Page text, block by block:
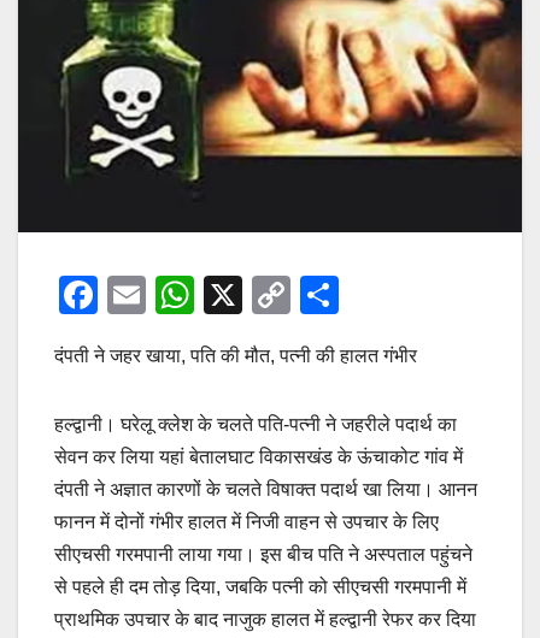
F
a
c
e
b
o
o
k
E
ail
W
at
s
A
p
p
X
C
p
y
Li
n
k
ar
e
दंपती ने जहर खाया, पति की मौत, पत्नी की हालत गंभीर
हल्द्वानी। घरेलू क्लेश के चलते पति-पत्नी ने जहरीले पदार्थ का
सेवन कर लिया यहां बेतालघाट विकासखंड के ऊंचाकोट गांव में
दंपती ने अज्ञात कारणों के चलते विषाक्त पदार्थ खा लिया। आनन
फानन में दोनों गंभीर हालत में निजी वाहन से उपचार के लिए
सीएचसी गरमपानी लाया गया। इस बीच पति ने अस्पताल पहुंचने
से पहले ही दम तोड़ दिया, जबकि पत्नी को सीएचसी गरमपानी में
प्राथमिक उपचार के बाद नाजुक हालत में हल्द्वानी रेफर कर दिया